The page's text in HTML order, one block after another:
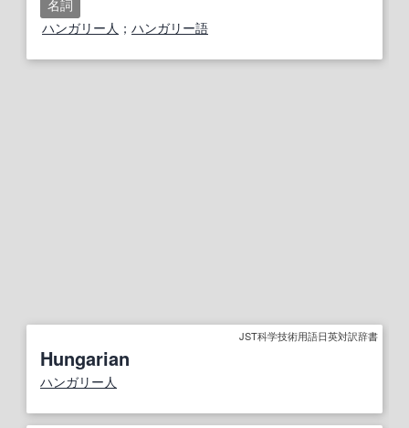
名詞
ハンガリー人 ； ハンガリー語
JST科学技術用語日英対訳辞書
Hungarian
ハンガリー人